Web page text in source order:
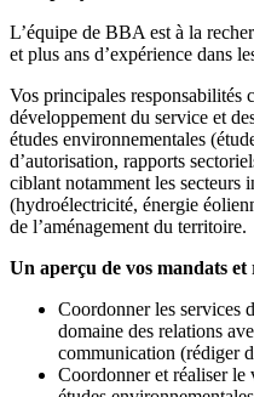
L’équipe de BBA est à la
et plus ans d’expérience dans
Vos principales responsabilités
développement du service et
études environnementales
d’autorisation, rapports
ciblant notamment les secteurs
(hydroélectricité, énergie
de l’aménagement du territoire.
Un aperçu de vos mandats et
Coordonner les services
domaine des relations
communication (rédiger
Coordonner et réaliser